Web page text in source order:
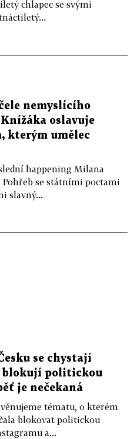
chlapec se svými
nemyslícího
oslavuje
kterým umělec
happening Milana
se státními poctami
slavný...
se chystají
blokují politickou
je nečekaná
tématu, o kterém
blokovat politickou
a...